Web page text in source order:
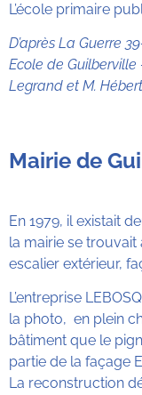
L’école primaire
D’après La Guerre
Ecole de Guilberville
Legrand et M.
Mairie de
En 1979, il existait
la mairie se trouvait
escalier extérieur,
L’entreprise
la photo, en plein
bâtiment que le
partie de la façage
La reconstruction